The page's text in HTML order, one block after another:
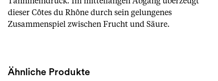
dieser Côtes du Rhône durch sein gelungenes
Zusammenspiel zwischen Frucht und Säure.
Ähnliche Produkte